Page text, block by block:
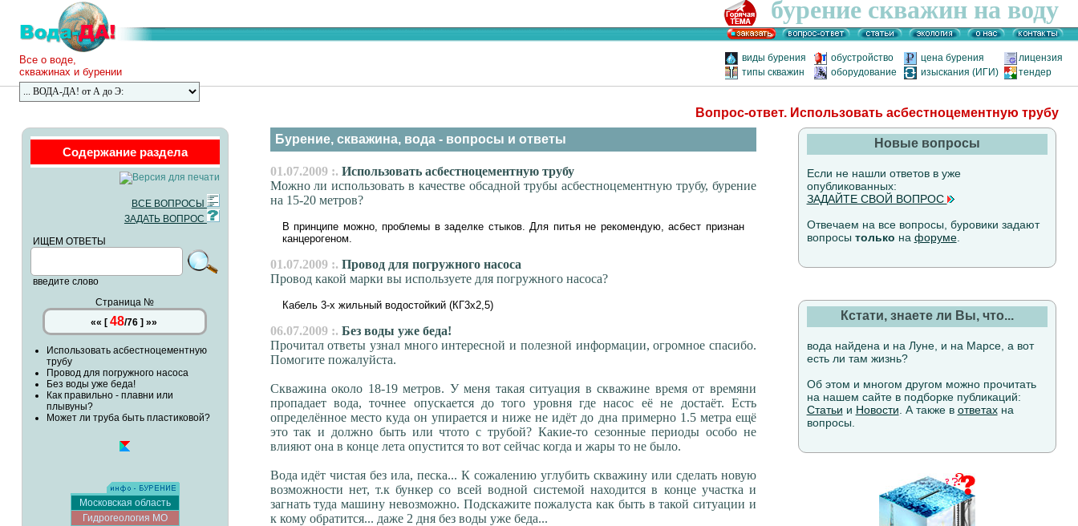
бурение скважин на воду
виды бурения обустройство цена бурения
лицензия
типы скважин
оборудование изыскания (ИГИ) тендер
Все о воде,
скважинах и бурении
Вопрос-ответ. Использовать асбестноцементную трубу
Содержание раздела
ВСЕ ВОПРОСЫ
ЗАДАТЬ ВОПРОС
ИЩЕМ ОТВЕТЫ
введите слово
Страница №
«« [ 48/76] »»
Использовать асбестноцементную
трубу
Провод для погружного насоса
Без воды уже беда!
Как правильно - плавни или
плывуны?
Может ли труба быть пластиковой?
Московская область
Гидрогеология МО
Бурение, скважина, вода - вопросы и ответы
01.07.2009 :. Использовать асбестноцементную трубу
Можно ли использовать в качестве обсадной трубы асбестноцементную трубу, бурение
на 15-20 метров?
В принципе можно, проблемы в заделке стыков. Для питья не рекомендую, асбест признан
канцерогеном.
01.07.2009 :. Провод для погружного насоса
Провод какой марки вы используете для погружного насоса?
Кабель 3-х жильный водостойкий (КГ3х2,5)
06.07.2009 :. Без воды уже беда!
Прочитал ответы узнал много интересной и полезной информации, огромное спасибо.
Помогите пожалуйста.
Скважина около 18-19 метров. У меня такая ситуация в скважине время от времяни
пропадает вода, точнее опускается до того уровня где насос её не достаёт. Есть
определённое место куда он упирается и ниже не идёт до дна примерно 1.5 метра ещё
это так и должно быть или чтото с трубой? Какие-то сезонные периоды особо не
влияют она в конце лета опустится то вот сейчас когда и жары то не было.
Вода идёт чистая без ила, песка... К сожалению углубить скважину или сделать новую
возможности нет, т.к бункер со всей водной системой находится в конце участка и
загнать туда машину невозможно. Подскажите пожалуста как быть в такой ситуации и
к кому обратится... даже 2 дня без воды уже беда...
Новые вопросы
Если не нашли ответов в уже
опубликованных:
ЗАДАЙТЕ СВОЙ ВОПРОС
Отвечаем на все вопросы, буровики задают
вопросы только на форуме.
Кстати, знаете ли Вы, что...
вода найдена и на Луне, и на Марсе, а вот
есть ли там жизнь?
Об этом и многом другом можно прочитать
на нашем сайте в подборке публикаций:
Статьи и Новости . А также в ответахна
вопросы.